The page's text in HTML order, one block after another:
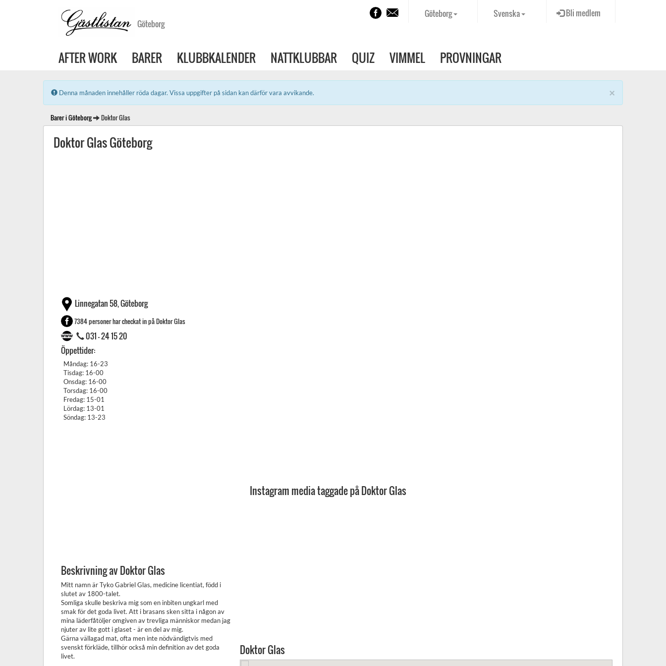
Göteborg
Bli medlem
Svenska
Göteborg
AFTER WORK BARER KLUBBKALENDER NATTKLUBBAR QUIZ VIMMEL PROVNINGAR
×
Error:
Denna månaden innehåller röda dagar. Vissa uppgifter på sidan kan därför vara avvikande.
Barer i Göteborg Doktor Glas
Doktor Glas Göteborg
Linnegatan 58, Göteborg
7384 personer har checkat in på Doktor Glas
031 - 24 15 20
Öppettider:
Måndag: 16-23
Tisdag: 16-00
Onsdag: 16-00
Torsdag: 16-00
Fredag: 15-01
Lördag: 13-01
Söndag: 13-23
Beskrivning av Doktor Glas
Mitt namn är Tyko Gabriel Glas, medicine licentiat, född i
slutet av 1800-talet.
Somliga skulle beskriva mig som en inbiten ungkarl med
smak för det goda livet. Att i brasans sken sitta i någon av
mina läderfåtöljer omgiven av trevliga människor medan jag
njuter av lite gott i glaset - är en del av mig.
Gärna vällagad mat, ofta men inte nödvändigtvis med
svenskt förkläde, tillhör också min definition av det goda
livet.
Instagram media taggade på Doktor Glas
Doktor Glas